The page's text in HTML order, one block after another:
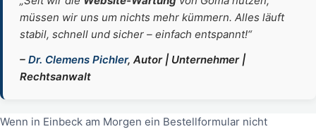
müssen wir uns um nichts mehr kümmern. Alles läuft
stabil, schnell und sicher – einfach entspannt!“
– Dr. Clemens Pichler, Autor | Unternehmer |
Rechtsanwalt
Wenn in Einbeck am Morgen ein Bestellformular nicht